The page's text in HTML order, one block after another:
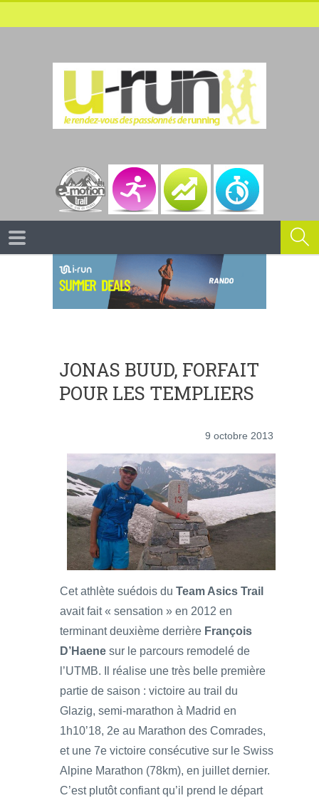
JONAS BUUD, FORFAIT
POUR LES TEMPLIERS
9 octobre 2013
Cet athlète suédois du Team Asics Trail
avait fait « sensation » en 2012 en
terminant deuxième derrière François
D’Haene sur le parcours remodelé de
l’UTMB. Il réalise une très belle première
partie de saison : victoire au trail du
Glazig, semi-marathon à Madrid en
1h10’18, 2e au Marathon des Comrades,
et une 7e victoire consécutive sur le Swiss
Alpine Marathon (78km), en juillet dernier.
C’est plutôt confiant qu’il prend le départ